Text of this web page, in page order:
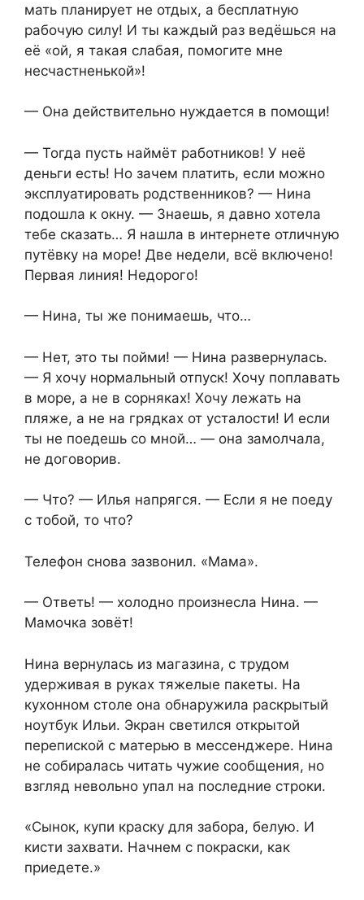
мать планирует не отдых, а бесплатную
рабочую силу! И ты каждый раз ведёшься на
её «ой, я такая слабая, помогите мне
несчастненькой»!
— Она действительно нуждается в помощи!
— Тогда пусть наймёт работников! У неё
деньги есть! Но зачем платить, если можно
эксплуатировать родственников? — Нина
подошла к окну. — Знаешь, я давно хотела
тебе сказать… Я нашла в интернете отличную
путёвку на море! Две недели, всё включено!
Первая линия! Недорого!
— Нина, ты же понимаешь, что…
— Нет, это ты пойми! — Нина развернулась.
— Я хочу нормальный отпуск! Хочу поплавать
в море, а не в сорняках! Хочу лежать на
пляже, а не на грядках от усталости! И если
ты не поедешь со мной… — она замолчала,
не договорив.
— Что? — Илья напрягся. — Если я не поеду
с тобой, то что?
Телефон снова зазвонил. «Мама».
— Ответь! — холодно произнесла Нина. —
Мамочка зовёт!
Нина вернулась из магазина, с трудом
удерживая в руках тяжелые пакеты. На
кухонном столе она обнаружила раскрытый
ноутбук Ильи. Экран светился открытой
перепиской с матерью в мессенджере. Нина
не собиралась читать чужие сообщения, но
взгляд невольно упал на последние строки.
«Сынок, купи краску для забора, белую. И
кисти захвати. Начнем с покраски, как
приедете.»